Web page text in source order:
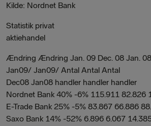
Kilde: Nordnet Bank
Statistik privat
aktiehandel
Ændring Ændring Jan. 09 Dec. 08 Jan. 08
Jan09/ Jan09/ Antal Antal Antal
Dec08 Jan08 handler handler handler
Nordnet Bank 40% -6% 115.911 82.826
E-Trade Bank 25% -5% 83.867 66.886
Saxo Bank 14% -52% 6.896 6.067